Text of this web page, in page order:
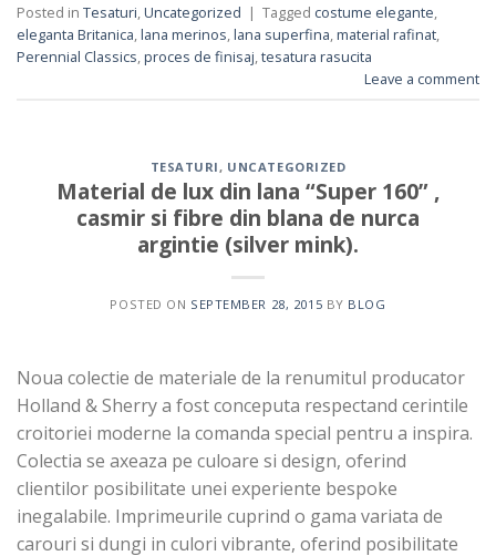
Posted in Tesaturi,Uncategorized | Tagged costume elegante,
eleganta Britanica,lana merinos,lana superfina,material rafinat,
Perennial Classics,proces de finisaj,tesatura rasucita
Leave a comment
TESATURI , UNCATEGORIZED
Material de lux din lana “Super 160” ,
casmir si fibre din blana de nurca
argintie (silver mink).
POSTED ON SEPTEMBER 28, 2015 BY BLOG
Noua colectie de materiale de la renumitul producator
Holland & Sherry a fost conceputa respectand cerintile
croitoriei moderne la comanda special pentru a inspira.
Colectia se axeaza pe culoare si design, oferind
clientilor posibilitate unei experiente bespoke
inegalabile. Imprimeurile cuprind o gama variata de
carouri si dungi in culori vibrante, oferind posibilitate